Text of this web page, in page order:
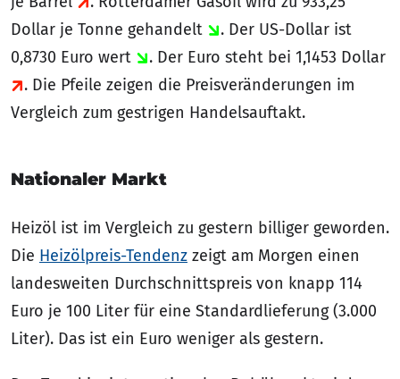
Dollar je Tonne gehandelt
. Der US-Dollar ist
0,8730 Euro wert
. Der Euro steht bei 1,1453 Dollar
. Die Pfeile zeigen die Preisveränderungen im
Vergleich zum gestrigen Handelsauftakt.
Nationaler Markt
Heizöl ist im Vergleich zu gestern billiger geworden.
Die Heizölpreis-Tendenz zeigt am Morgen einen
landesweiten Durchschnittspreis von knapp 114
Euro je 100 Liter für eine Standardlieferung (3.000
Liter). Das ist ein Euro weniger als gestern.